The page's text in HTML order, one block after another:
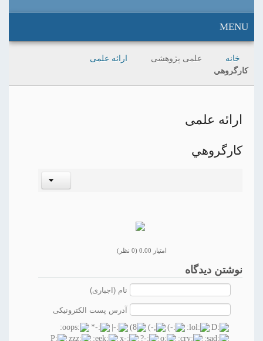
MENU
خانه علمی پژوهشی
ارائه علمی
كارگروهي
ارائه علمی
كارگروهي
امتیاز 0.00 (0 نظر)
نوشتن دیدگاه
نام (اجباری)
آدرس پست الکترونیکی